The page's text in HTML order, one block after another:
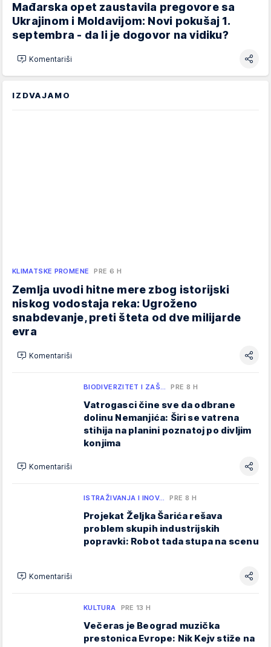
Mađarska opet zaustavila pregovore sa
Ukrajinom i Moldavijom: Novi pokušaj 1.
septembra - da li je dogovor na vidiku?
Komentariši
IZDVAJAMO
KLIMATSKE PROMENE PRE 6 H
Zemlja uvodi hitne mere zbog istorijski
niskog vodostaja reka: Ugroženo
snabdevanje, preti šteta od dve milijarde
evra
Komentariši
BIODIVERZITET I ZAŠ… PRE 8 H
Vatrogasci čine sve da odbrane
dolinu Nemanjića: Širi se vatrena
stihija na planini poznatoj po divljim
konjima
Komentariši
ISTRAŽIVANJA I INOV… PRE 8 H
Projekat Željka Šarića rešava
problem skupih industrijskih
popravki: Robot tada stupa na scenu
Komentariši
KULTURA PRE 13 H
Večeras je Beograd muzička
prestonica Evrope: Nik Kejv stiže na